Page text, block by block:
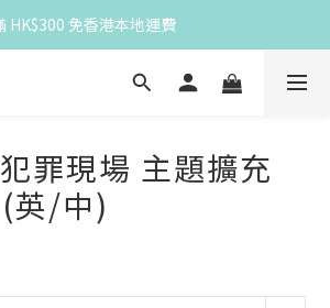
HK$300 免香港本地運費
HK$300 免香港本地運費
for free HK local delivery
罪現場 主題擴充
英/中)